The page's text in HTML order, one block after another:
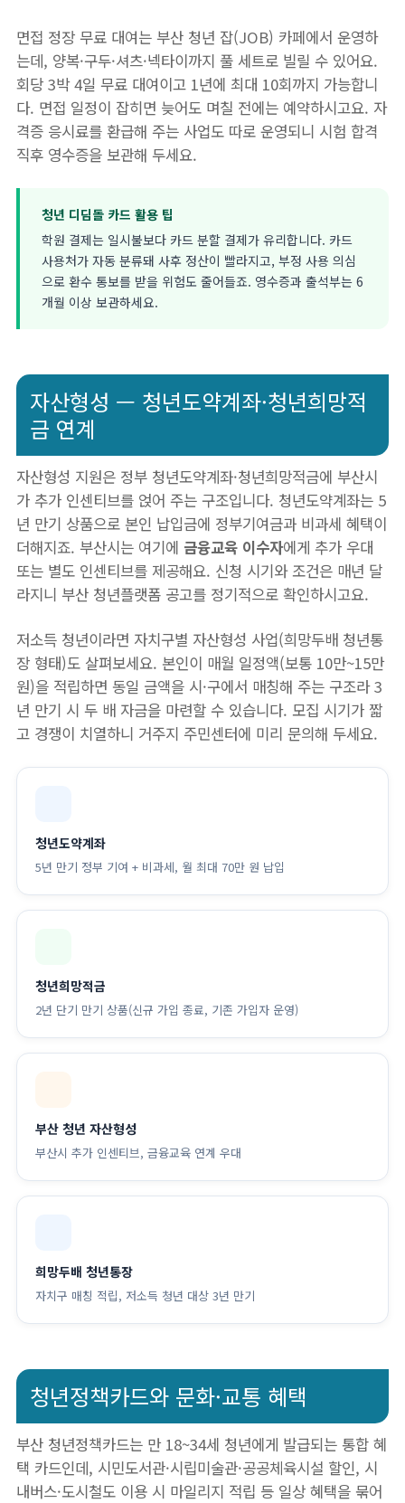
면접 정장 무료 대여는 부산 청년 잡(JOB) 카페에서 운영하
는데, 양복·구두·셔츠·넥타이까지 풀 세트로 빌릴 수 있어요.
회당 3박 4일 무료 대여이고 1년에 최대 10회까지 가능합니
다. 면접 일정이 잡히면 늦어도 며칠 전에는 예약하시고요. 자
격증 응시료를 환급해 주는 사업도 따로 운영되니 시험 합격
직후 영수증을 보관해 두세요.
청년 디딤돌 카드 활용 팁
학원 결제는 일시불보다 카드 분할 결제가 유리합니다. 카드
사용처가 자동 분류돼 사후 정산이 빨라지고, 부정 사용 의심
으로 환수 통보를 받을 위험도 줄어들죠. 영수증과 출석부는 6
개월 이상 보관하세요.
자산형성 — 청년도약계좌·청년희망적
금 연계
자산형성 지원은 정부 청년도약계좌·청년희망적금에 부산시
가 추가 인센티브를 얹어 주는 구조입니다. 청년도약계좌는 5
년 만기 상품으로 본인 납입금에 정부기여금과 비과세 혜택이
더해지죠. 부산시는 여기에 금융교육 이수자에게 추가 우대
또는 별도 인센티브를 제공해요. 신청 시기와 조건은 매년 달
라지니 부산 청년플랫폼 공고를 정기적으로 확인하시고요.
저소득 청년이라면 자치구별 자산형성 사업(희망두배 청년통
장 형태)도 살펴보세요. 본인이 매월 일정액(보통 10만~15만
원)을 적립하면 동일 금액을 시·구에서 매칭해 주는 구조라 3
년 만기 시 두 배 자금을 마련할 수 있습니다. 모집 시기가 짧
고 경쟁이 치열하니 거주지 주민센터에 미리 문의해 두세요.
청년도약계좌
5년 만기 정부 기여 + 비과세, 월 최대 70만 원 납입
청년희망적금
2년 단기 만기 상품(신규 가입 종료, 기존 가입자 운영)
부산 청년 자산형성
부산시 추가 인센티브, 금융교육 연계 우대
희망두배 청년통장
자치구 매칭 적립, 저소득 청년 대상 3년 만기
청년정책카드와 문화·교통 혜택
부산 청년정책카드는 만 18~34세 청년에게 발급되는 통합 혜
택 카드인데, 시민도서관·시립미술관·공공체육시설 할인, 시
내버스·도시철도 이용 시 마일리지 적립 등 일상 혜택을 묶어